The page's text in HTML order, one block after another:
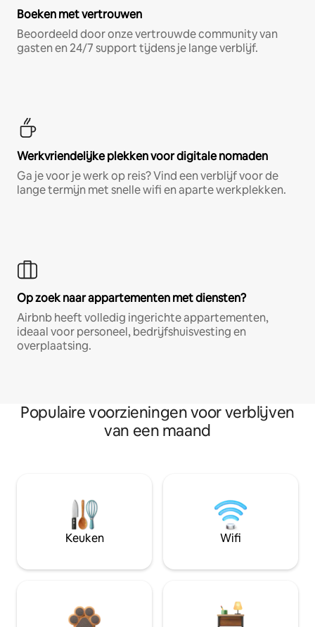
Boeken met vertrouwen
Beoordeeld door onze vertrouwde community van
gasten en 24/7 support tijdens je lange verblijf.
Werkvriendelijke plekken voor digitale nomaden
Ga je voor je werk op reis? Vind een verblijf voor de
lange termijn met snelle wifi en aparte werkplekken.
Op zoek naar appartementen met diensten?
Airbnb heeft volledig ingerichte appartementen,
ideaal voor personeel, bedrijfshuisvesting en
overplaatsing.
Populaire voorzieningen voor verblijven
van een maand
Keuken Wifi